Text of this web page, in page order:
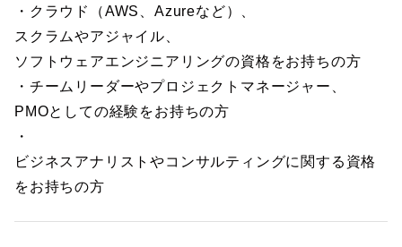
・クラウド（AWS、Azureなど）、
スクラムやアジャイル、
ソフトウェアエンジニアリングの資格をお持ちの方
・チームリーダーやプロジェクトマネージャー、
PMOとしての経験をお持ちの方
・
ビジネスアナリストやコンサルティングに関する資格
をお持ちの方